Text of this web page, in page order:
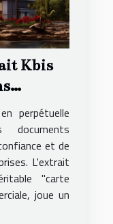
Kbis
impact
perpétuelle
et de
L'extrait
"carte
joue un